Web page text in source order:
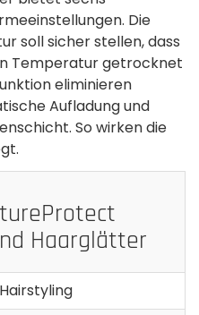
Die
soll sicher stellen, dass
Temperatur getrocknet
eliminieren
Aufladung und
So wirken die
Haarglätter